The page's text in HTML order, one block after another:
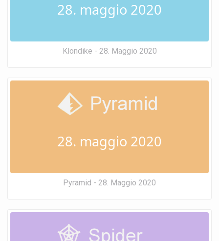
28. maggio 2020
Klondike - 28. Maggio 2020
28. maggio 2020
Pyramid - 28. Maggio 2020